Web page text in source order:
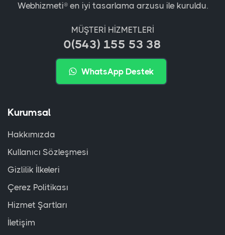
Webhizmeti® en iyi tasarlama arzusu ile kuruldu.
MÜŞTERİ HİZMETLERİ
0(543) 155 53 38
WhatsApp Destek
Kurumsal
Hakkımızda
Kullanıcı Sözleşmesi
Gizlilik İlkeleri
Çerez Politikası
Hizmet Şartları
İletişim